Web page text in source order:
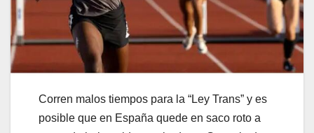
Corren malos tiempos para la “Ley Trans” y es
posible que en España quede en saco roto a